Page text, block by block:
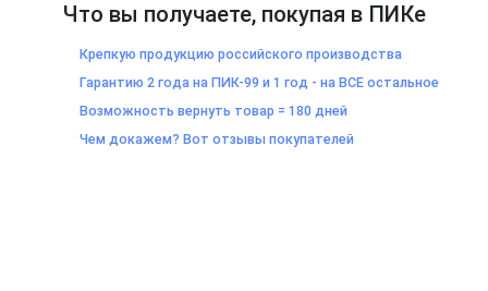
Что вы получаете, покупая в ПИКе
Крепкую продукцию российского производства
Гарантию 2 года на ПИК-99 и 1 год - на ВСЕ остальное
Возможность вернуть товар = 180 дней
Чем докажем? Вот отзывы покупателей